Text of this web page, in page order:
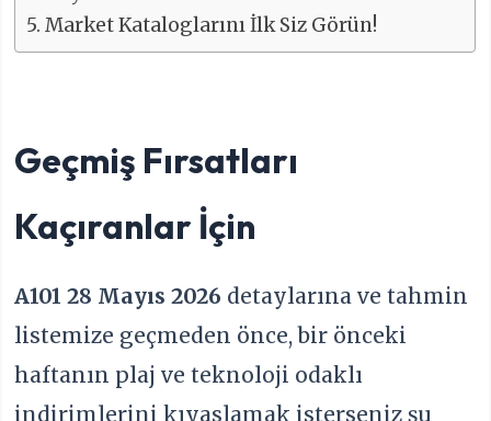
Market Kataloglarını İlk Siz Görün!
Geçmiş Fırsatları
Kaçıranlar İçin
A101 28 Mayıs 2026 detaylarına ve tahmin
listemize geçmeden önce, bir önceki
haftanın plaj ve teknoloji odaklı
indirimlerini kıyaslamak isterseniz şu